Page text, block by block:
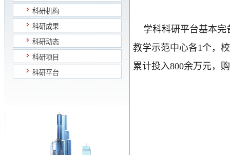
科研机构
科研成果
科研动态
科研项目
科研平台
学科科研平台基本完
教学示范中心各1个，
累计投入800余万元，